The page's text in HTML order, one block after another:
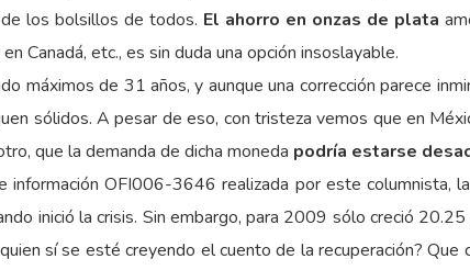
los bolsillos de todos. El ahorro en onzas de plata
Canadá, etc., es sin duda una opción insoslayable.
máximos de 31 años, y aunque una corrección parece
sólidos. A pesar de eso, con tristeza vemos que en
que la demanda de dicha moneda podría estarse
información OFI006-3646 realizada por este columnista,
inició la crisis. Sin embargo, para 2009 sólo creció
sí se esté creyendo el cuento de la recuperación? Que